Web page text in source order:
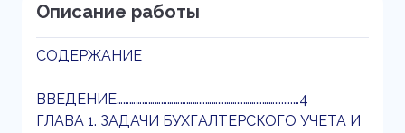
Описание работы
СОДЕРЖАНИЕ
ВВЕДЕНИЕ…………………………………………………………………….….…4
ГЛАВА 1. ЗАДАЧИ БУХГАЛТЕРСКОГО УЧЕТА И